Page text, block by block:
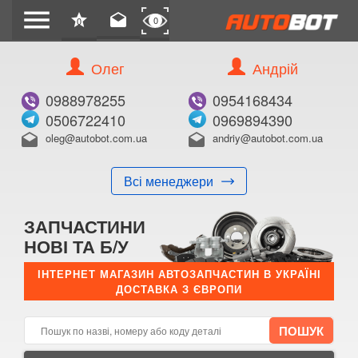
menu star
0 drafts 0
Олег
0988978255
0506722410
drafts oleg@autobot.com.ua
Всі менеджери
Андрій
0954168434
0969894390
drafts andriy@autobot.com.ua
ЗАПЧАСТИНИ
НОВІ ТА Б/У
ІНТЕРНЕТ МАГАЗИН АВТОЗАПЧАСТИН В УКРАЇНІ
ДОСТАВКА З ЄВРОПИ
КУПИТИ
Оригінальний номер:
Примітка:
E-mail:
Телефон: